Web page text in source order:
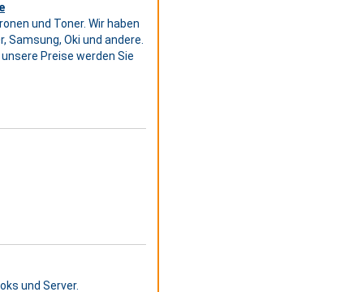
und Toner. Wir haben
Oki und andere.
Preise werden Sie
und Server.